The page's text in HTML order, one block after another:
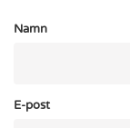
Namn
E-post